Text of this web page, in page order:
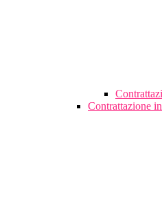
Contrattazione